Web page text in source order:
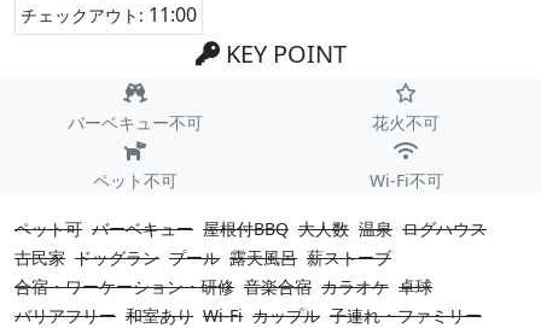
チェックアウト: 11:00
KEY POINT
バーベキュー不可 花火不可
ペット不可 Wi-Fi不可
ペット可 バーベキュー 屋根付BBQ 大人数 温泉 ログハウス
古民家 ドッグラン プール 露天風呂 薪ストーブ
合宿・ワーケーション・研修 音楽合宿 カラオケ 卓球
バリアフリー 和室あり Wi-Fi カップル 子連れ・ファミリー